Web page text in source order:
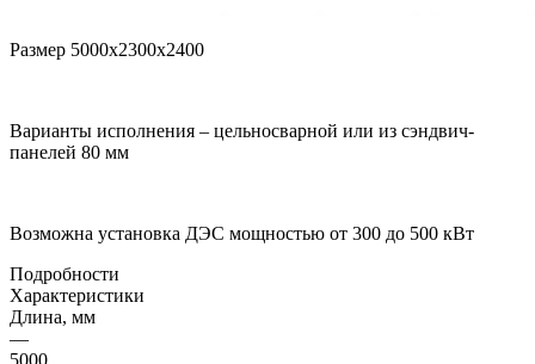
Размер 5000х2300х2400
Варианты исполнения – цельносварной или из сэндвич-
панелей 80 мм
Возможна установка ДЭС мощностью от 300 до 500 кВт
Подробности
Характеристики
Длина, мм
—
5000